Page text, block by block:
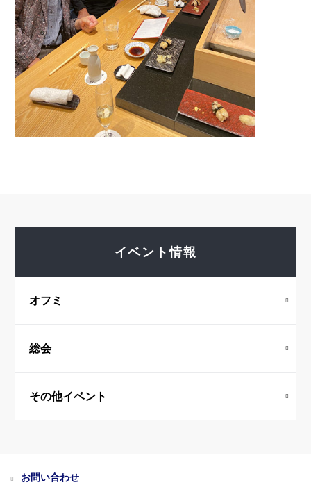
イベント情報
オフミ
総会
その他イベント
お問い合わせ